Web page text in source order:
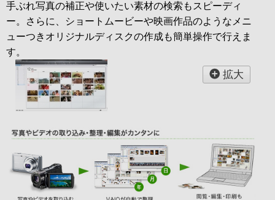
手ぶれ写真の補正や使いたい素材の検索もスピーディ
ー。さらに、ショートムービーや映画作品のようなメニ
ューつきオリジナルディスクの作成も簡単操作で行えま
す。
拡大